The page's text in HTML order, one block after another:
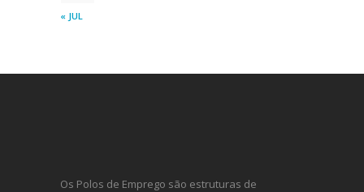
« JUL
Os Polos de Emprego são estruturas de